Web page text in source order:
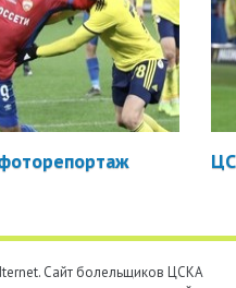
Cайт болельщиков ЦСКА